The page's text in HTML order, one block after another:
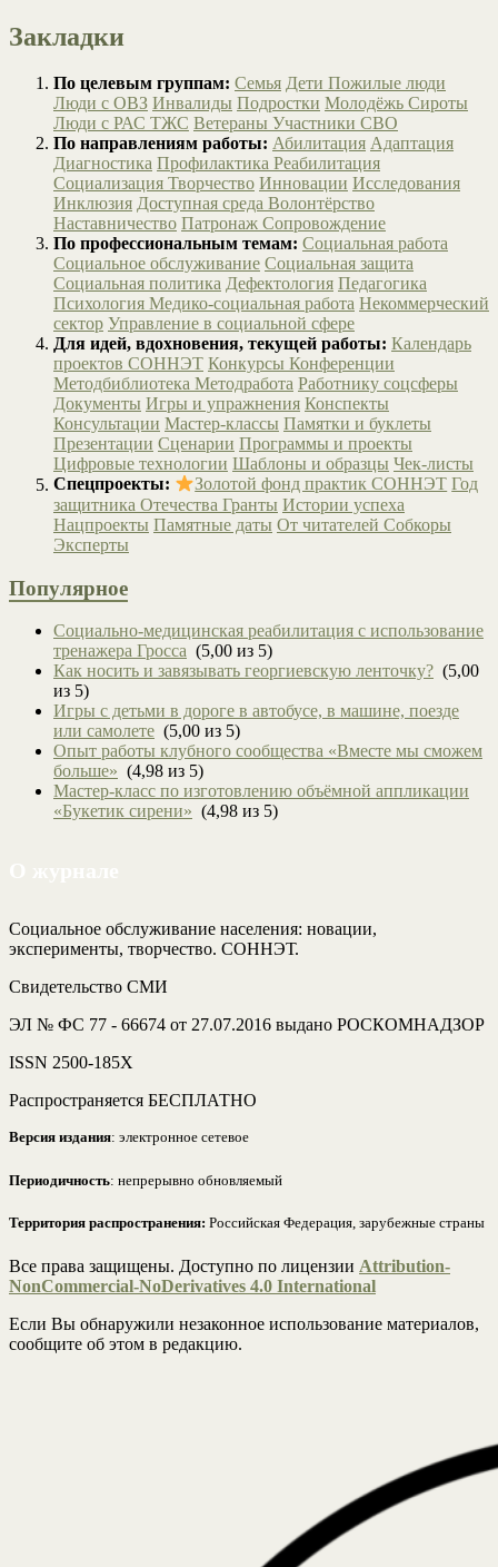
Закладки
По целевым группам: Семья Дети Пожилые люди
Люди с ОВЗ Инвалиды Подростки Молодёжь Сироты
Люди с РАС ТЖС Ветераны Участники СВО
По направлениям работы: Абилитация Адаптация
Диагностика Профилактика Реабилитация
Социализация Творчество Инновации Исследования
Инклюзия Доступная среда Волонтёрство
Наставничество Патронаж Сопровождение
По профессиональным темам: Социальная работа
Социальное обслуживание Социальная защита
Социальная политика Дефектология Педагогика
Психология Медико-социальная работа Некоммерческий
сектор Управление в социальной сфере
Для идей, вдохновения, текущей работы: Календарь
проектов СОННЭТ Конкурсы Конференции
Методбиблиотека Методработа Работнику соцсферы
Документы Игры и упражнения Конспекты
Консультации Мастер-классы Памятки и буклеты
Презентации Сценарии Программы и проекты
Цифровые технологии Шаблоны и образцы Чек-листы
Спецпроекты:
Золотой фонд практик СОННЭТ Год
защитника Отечества Гранты Истории успеха
Нацпроекты Памятные даты От читателей Собкоры
Эксперты
Популярное
Социально-медицинская реабилитация с использование
тренажера Гросса (5,00 из 5)
Как носить и завязывать георгиевскую ленточку? (5,00
из 5)
Игры с детьми в дороге в автобусе, в машине, поезде
или самолете (5,00 из 5)
Опыт работы клубного сообщества «Вместе мы сможем
больше» (4,98 из 5)
Мастер-класс по изготовлению объёмной аппликации
«Букетик сирени» (4,98 из 5)
Социальное обслуживание населения: новации,
эксперименты, творчество. СОННЭТ.
Свидетельство СМИ
ЭЛ № ФС 77 - 66674 от 27.07.2016 выдано РОСКОМНАДЗОР
ISSN 2500-185Х
Распространяется БЕСПЛАТНО
Версия издания: электронное сетевое
Периодичность: непрерывно обновляемый
Территория распространения: Российская Федерация, зарубежные страны
Все права защищены. Доступно по лицензии Attribution-
NonCommercial-NoDerivatives 4.0 International
Если Вы обнаружили незаконное использование материалов,
сообщите об этом в редакцию.